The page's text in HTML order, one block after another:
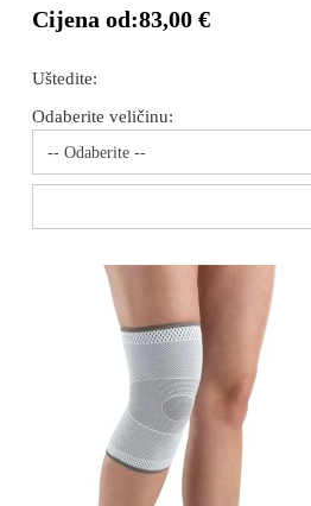
Cijena od:83,00 €
Uštedite:
Odaberite veličinu:
-- Odaberite --